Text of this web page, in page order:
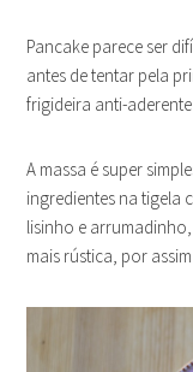
Pancake parece ser
antes de tentar pela
frigideira anti-
A massa é super
ingredientes na tigela
lisinho e
mais rústica, por assim